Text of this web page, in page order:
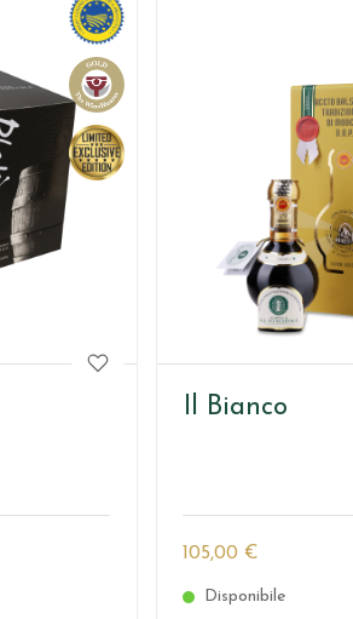
Il Bianco
105,00 €
Disponibile